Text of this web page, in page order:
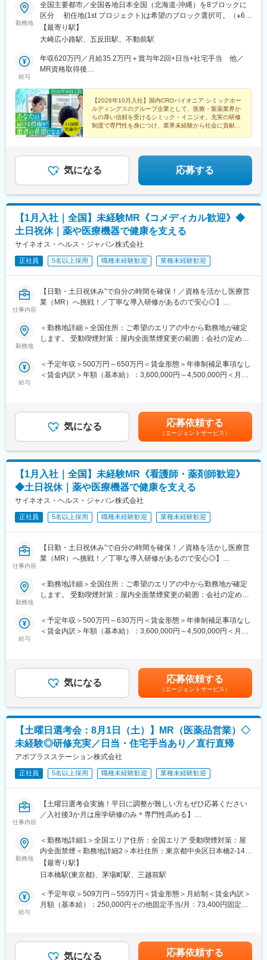
勤務地
全国主要都市／全国各地日本全国（北海道-沖縄）を8ブロックに
区分 初任地(1st プロジェクト)は希望のブロック選択可。（※6都
道府県以上、ブロック内での転居は必須） ※2ブロック以上の広
域内転勤可能な場合は入社一時金支給2ndプロジェクト以降は4ブ
西五反田7丁目7-7 SGスクエア【本社へのアクセス】 ・JR 山手線
「五反田駅」/都営地下鉄 浅草線「五反田駅」 徒歩6分・東急電
徒歩10分
【最寄り駅】
大崎広小路駅、五反田駅、不動前駅
給与
年収620万円／月給35.2万円＋賞与年2回+日当+社宅手当 他／
MR資格取得後
MR経験5年目
【2026年10月入社】国内CROパイオニア シミックホー
ルディングスのグループ企業として、医療・製薬業界か
らの厚い信頼を受けるシミック・イニジオ。充実の研修
制度で専門性を身につけ、業界未経験から社会に貢献す
気になる 応募する
【1月入社｜全国】未経験MR《コメディカル歓迎》◆
土日祝休｜薬や医療機器で健康を支える
サイネオス・ヘルス・ジャパン株式会社
正社員 5名以上採用 職種未経験歓迎 業種未経験歓迎
仕事内容
【日勤・土日祝休み”で自分の時間を確保！／資格を活かし医療営
業（MR）へ挑戦！／丁寧な導入研修があるので安心◎】
《資格と想いがあれば活躍できる！》
「誰かのためになる仕事がしたい」「社会貢献につながる仕事を
ます。
これまでの経験を活かして新たなフィールドで活躍したい方を歓
■夜勤なし！日勤・土日祝休みで働き方改善・ワークライフバラン
スの両立が叶う！
■明確な評価制度あり！自身の成果や頑張りが客観的に評価され、
年収に反映されます。また、在籍年数が増えると永年勤続報奨金
や四半期一時金などの手当もアップします。つまり、やりがいや
努力がきちんと報われる報酬制度になっています。
《丁寧な研修・支援体制で成長を応援！》
入社後は2カ月間の研修制度がありますので、未経験の方も安心し
てご応募ください！同期社員と一緒に集中的に研修を行い、その
また、配属後も一人ひとりの知識とスキルレベルを上げるために
様々な研修をご用意しています。
《あなたの想いを実現する豊富なキャリアプランとサポート体
制！》
社部門（マネージャー、研修部門など）へのキャリアチェンジ」
など幅広いキャリアプランがあります。また、弊社のマネージャ
将来のキャリアに関してサポートをしていきます。
《職種に関して》
■MRとは主に医師や薬剤師等へ、担当製品の情報提供を行いま
す。担当施設の患者様に応じた情報提供や、担当製品の処方後の
情報収集を行います。
変更の範囲：会社の定める業務
勤務地
＜勤務地詳細＞全国住所：ご希望のエリアの中から勤務地が確定
します。 受動喫煙対策：屋内全面禁煙変更の範囲：会社の定める
給与
＜予定年収＞500万円～650万円＜賃金形態＞年俸制補足事項なし
＜賃金内訳＞年額（基本給）：3,600,000円～4,500,000円＜月額
動・四半期一時金：10万円（四半期に1回、10万円程度支給）※た
だし支給条件有。他、永続勤務報奨金（3年勤務5万円支給、5年
勤務10万円…）ございます。賃金はあくまでも目安の金額であ
り、選考を通じて上下する可能性があります。月給(月額)は固定手
当を含めた表記です。
気になる 応募依頼する
（エージェントサービス）
【1月入社｜全国】未経験MR《看護師・薬剤師歓迎》
◆土日祝休｜薬や医療機器で健康を支える
サイネオス・ヘルス・ジャパン株式会社
正社員 5名以上採用 職種未経験歓迎 業種未経験歓迎
仕事内容
【日勤・土日祝休み”で自分の時間を確保！／資格を活かし医療営
業（MR）へ挑戦！／丁寧な導入研修があるので安心◎】
《資格と想いがあれば活躍できる！》
「誰かのためになる仕事がしたい」「社会貢献につながる仕事を
ます。
これまでの経験を活かして新たなフィールドで活躍したい方を歓
■夜勤なし！日勤・土日祝休みで働き方改善・ワークライフバラン
スの両立が叶う！
■明確な評価制度あり！自身の成果や頑張りが客観的に評価され、
年収に反映されます。また、在籍年数が増えると永年勤続報奨金
や四半期一時金などの手当もアップします。つまり、やりがいや
努力がきちんと報われる報酬制度になっています。
《丁寧な研修・支援体制で成長を応援！》
入社後は2カ月間の研修制度がありますので、未経験の方も安心し
てご応募ください！同期社員と一緒に集中的に研修を行い、その
また、配属後も一人ひとりの知識とスキルレベルを上げるために
様々な研修をご用意しています。
《あなたの想いを実現する豊富なキャリアプランとサポート体
制！》
志向性やその時の環境に応じてや「１つの領域で専門性を高め
る」「幅広い疾患をカバーできるオールラウンダーになる」「本
社部門（マネージャー、研修部門など）へのキャリアチェンジ」
など幅広いキャリアプランがあります。また、弊社のマネージャ
ーのほとんどは、MRからキャリアをチェンジしているメンバーで
《職種に関して》
■MRとは主に医師や薬剤師等へ、担当製品の情報提供を行いま
勤務地
＜勤務地詳細＞全国住所：ご希望のエリアの中から勤務地が確定
します。 受動喫煙対策：屋内全面禁煙変更の範囲：会社の定める
給与
＜予定年収＞500万円～630万円＜賃金形態＞年俸制補足事項なし
＜賃金内訳＞年額（基本給）：3,600,000円～4,500,000円＜月額
四半期一時金：10万円（四半期に1回、10万円程度支給）※ただし
支給条件有。他、永続勤務報奨金（3年勤務5万円支給、5年勤務
10万円…）ございます。賃金はあくまでも目安の金額であり、選
考を通じて上下する可能性があります。月給(月額)は固定手当を含
めた表記です。
気になる 応募依頼する
（エージェントサービス）
【土曜日選考会：8月1日（土）】MR（医薬品営業）◇
未経験◎研修充実／日当・住宅手当あり／直行直帰
アポプラスステーション株式会社
正社員 5名以上採用 職種未経験歓迎 業種未経験歓迎
仕事内容
【土曜日選考会実施！平日に調整が難しい方もぜひ応募ください
／入社後3か月は座学研修のみ＊専門性高める】
８月１日（土）9:00～14:00スタートの中より調整可能です。
オンラインにて実施いたします。
★本ポジションは、未経験から医療業界で活躍できます！
・医療を通じて社会に貢献したい
・仕事を通じて学びを深め自己の成長を実感したい
・専門職として知識、技能を身に付けたい
■職務内容：
勤務地
＜勤務地詳細1＞全国エリア住所：全国エリア 受動喫煙対策：屋
内全面禁煙＜勤務地詳細2＞本社住所：東京都中央区日本橋2-14-1
フロントプレイス日本橋勤務地最寄駅：各線／日本橋駅受動喫煙
対策：敷地内喫煙可能場所あり変更の範囲：会社の定める事業所
【最寄り駅】
日本橋駅(東京都)、茅場町駅、三越前駅
給与
＜予定年収＞509万円～559万円＜賃金形態＞月給制＜賃金内訳＞
月額（基本給）：250,000円その他固定手当/月：73,400円固定残
どを考慮し、規定により決定します。※年収の他に別途日当（月額
3～4万円）・諸手当有昇給：年1回★頑張りに応じて年収UP★赴
気になる 応募依頼する